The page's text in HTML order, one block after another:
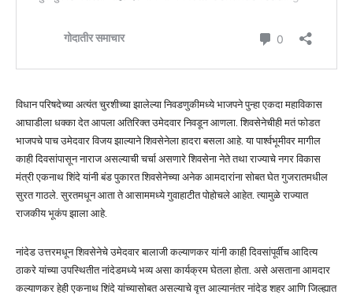
विधान परिषदेच्या अत्यंत चुरशीच्या झालेल्या निवडणुकीमध्ये भाजपने पुन्हा एकदा महाविकास
आघाडीला धक्का देत आपला अतिरिक्त उमेदवार निवडून आणला. शिवसेनेचीही मतं फोडत
भाजपचे पाच उमेदवार विजय झाल्याने शिवसेनेला हादरा बसला आहे. या पार्श्वभूमीवर मागील
काही दिवसांपासून नाराज असल्याची चर्चा असणारे शिवसेना नेते तथा राज्याचे नगर विकास
मंत्री एकनाथ शिंदे यांनी बंड पुकारत शिवसेनेच्या अनेक आमदारांना सोबत घेत गुजरातमधील
सुरत गाठले. सुरतमधून आता ते आसाममध्ये गुवाहाटीत पोहोचले आहेत. त्यामुळे राज्यात
राजकीय भूकंप झाला आहे.
नांदेड उत्तरमधून शिवसेनेचे उमेदवार बालाजी कल्याणकर यांनी काही दिवसांपूर्वीच आदित्य
ठाकरे यांच्या उपस्थितीत नांदेडमध्ये भव्य असा कार्यक्रम घेतला होता. असे असताना आमदार
कल्याणकर हेही एकनाथ शिंदे यांच्यासोबत असल्याचे वृत्त आल्यानंतर नांदेड शहर आणि जिल्ह्यात